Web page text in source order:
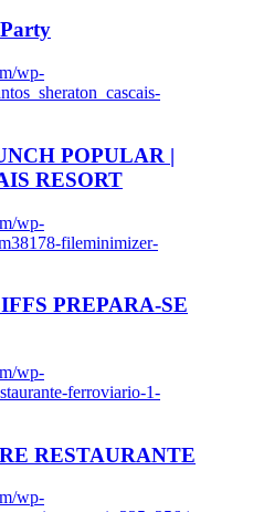
wp-
POPULAR |
RESORT
wp-
fileminimizer-
PREPARA-SE
wp-
ferroviario-1-
RESTAURANTE
wp-